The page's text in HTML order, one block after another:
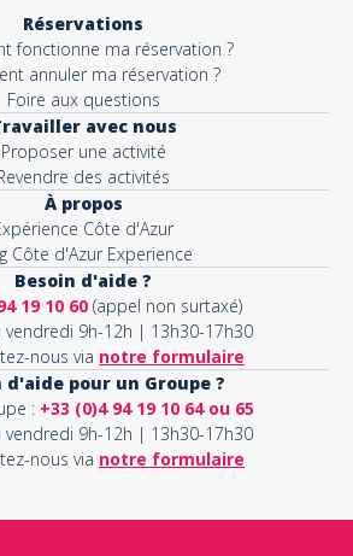
Réservations
fonctionne ma réservation ?
annuler ma réservation ?
Foire aux questions
avec nous
Proposer une activité
des activités
À propos
Côte d'Azur
Côte d'Azur Experience
Besoin d'aide ?
19 10 60 (appel non surtaxé)
vendredi 9h-12h | 13h30-17h30
nous via notre formulaire
d'aide pour un Groupe ?
: +33 (0)4 94 19 10 64 ou 65
vendredi 9h-12h | 13h30-17h30
nous via notre formulaire